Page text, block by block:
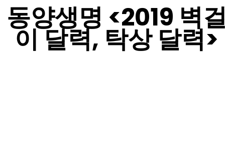
동양생명 <2019 벽
이 달력, 탁상 달력>